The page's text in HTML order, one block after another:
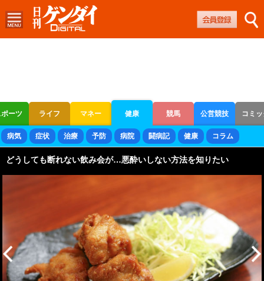
ーツ ライフ マネー 健康 競馬 公営競技 コミ
ボートレース 競輪 オートレース
病気 症状 治療 予防 病院 闘病記 健康 コラム
どうしても断れない飲み会が…悪酔いしない方法を知りたい